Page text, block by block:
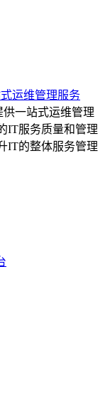
运维管理服务
一站式运维管理
IT服务质量和管理
IT的整体服务管理